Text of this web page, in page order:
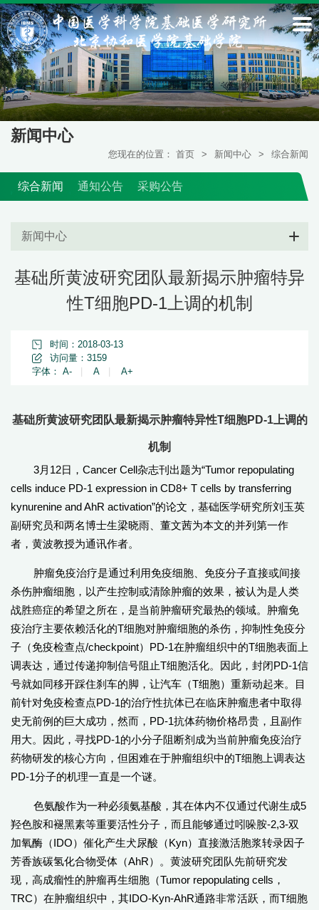
新闻中心
您现在的位置： 首页 > 新闻中心 > 综合新闻
综合新闻 通知公告 采购公告
新闻中心
基础所黄波研究团队最新揭示肿瘤特异
性T细胞PD-1上调的机制
时间：2018-03-13
访问量： 3159
字体： A- A A+
基础所黄波研究团队最新揭示肿瘤特异性T细胞PD-1上调的
机制
3月12日，Cancer Cell杂志刊出题为“Tumor repopulating
cells induce PD-1 expression in CD8+ T cells by transferring
kynurenine and AhR activation”的论文，基础医学研究所刘玉英
副研究员和两名博士生梁晓雨、董文茜为本文的并列第一作
者，黄波教授为通讯作者。
肿瘤免疫治疗是通过利用免疫细胞、免疫分子直接或间接
杀伤肿瘤细胞，以产生控制或清除肿瘤的效果，被认为是人类
战胜癌症的希望之所在，是当前肿瘤研究最热的领域。肿瘤免
疫治疗主要依赖活化的T细胞对肿瘤细胞的杀伤，抑制性免疫分
子（免疫检查点/checkpoint）PD-1在肿瘤组织中的T细胞表面上
调表达，通过传递抑制信号阻止T细胞活化。因此，封闭PD-1信
号就如同移开踩住刹车的脚，让汽车（T细胞）重新动起来。目
前针对免疫检查点PD-1的治疗性抗体已在临床肿瘤患者中取得
史无前例的巨大成功，然而，PD-1抗体药物价格昂贵，且副作
用大。因此，寻找PD-1的小分子阻断剂成为当前肿瘤免疫治疗
药物研发的核心方向，但困难在于肿瘤组织中的T细胞上调表达
PD-1分子的机理一直是一个谜。
色氨酸作为一种必须氨基酸，其在体内不仅通过代谢生成5
羟色胺和褪黑素等重要活性分子，而且能够通过吲哚胺-2,3-双
加氧酶（IDO）催化产生犬尿酸（Kyn）直接激活胞浆转录因子
芳香族碳氢化合物受体（AhR）。黄波研究团队先前研究发
现，高成瘤性的肿瘤再生细胞（Tumor repopulating cells，
TRC）在肿瘤组织中，其IDO-Kyn-AhR通路非常活跃，而T细胞